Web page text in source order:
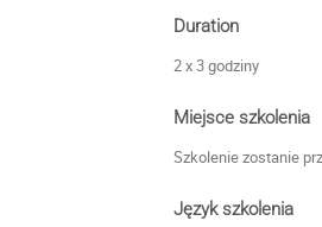
Duration
2 x 3 godziny
Miejsce szkolenia
Szkolenie zostanie
Język szkolenia